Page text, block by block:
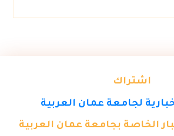
اشتراك
لجامعة عمان العربية
الخاصة بجامعة عمان العربية